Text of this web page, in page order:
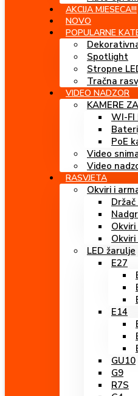
AKCIJA MJESECA!!!
NOVO
POPULARNE
Spotlight
Stropne
Tračna
VIDEO NADZOR
KAMERE
WI-FI
PoE
Video
Video
RASVJETA
Okviri i
Okviri
Okviri
LED žarulje
E27
E14
GU10
G9
R7S